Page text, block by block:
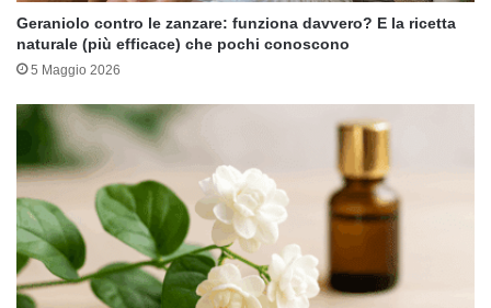
Geraniolo contro le zanzare: funziona davvero? E la ricetta
naturale (più efficace) che pochi conoscono
5 Maggio 2026